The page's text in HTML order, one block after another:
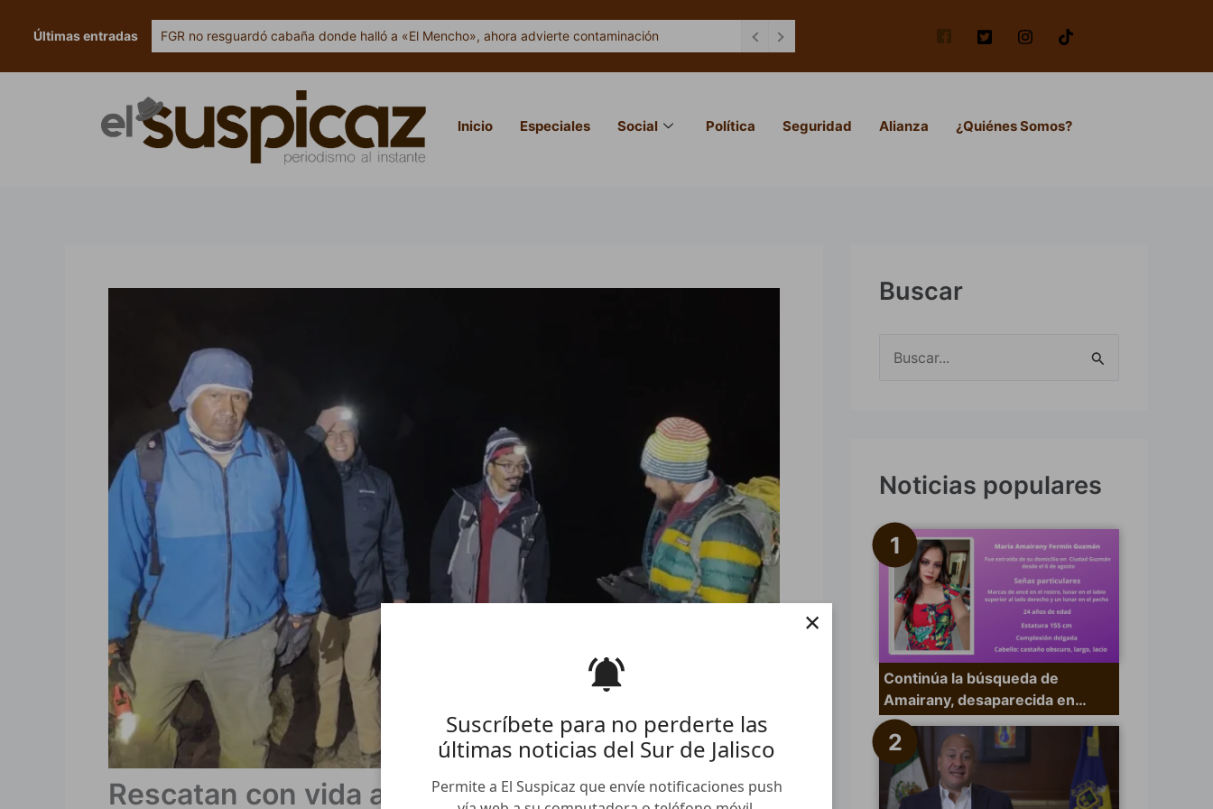
Suscríbete para no perderte las
últimas noticias del Sur de Jalisco
Permite a El Suspicaz que envíe notificaciones push
×
Últimas entradas FGR no resguardó cabaña donde halló a «El Mencho», ahora advierte contaminación
Inicio Especiales Social Política Seguridad Alianza ¿Quiénes Somos?
Rescatan con vida a personas extraviadas en el
Buscar
a
p
o
Noticias populares
Continúa la búsqueda de
Amairany, desaparecida en…